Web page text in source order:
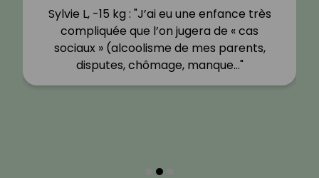
Sylvie L, -15 kg : "J’ai eu une enfance très
compliquée que l’on jugera de « cas
sociaux » (alcoolisme de mes parents,
disputes, chômage, manque…"